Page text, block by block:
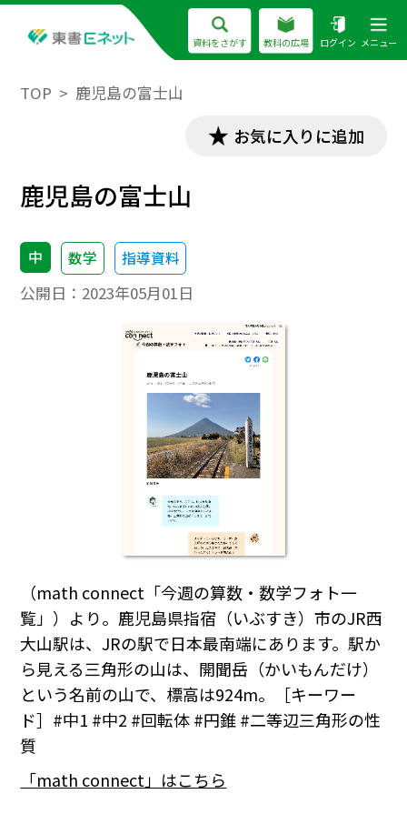
資料をさがす 教科の広場 ログイン メニュー
TOP 鹿児島の富士山
お気に入りに追加
鹿児島の富士山
中 数学 指導資料
公開日： 2023年05月01日
（math connect「今週の算数・数学フォト一
覧」）より。鹿児島県指宿（いぶすき）市のJR西
大山駅は、JRの駅で日本最南端にあります。駅か
ら見える三角形の山は、開聞岳（かいもんだけ）
という名前の山で、標高は924m。［キーワー
ド］#中1 #中2 #回転体 #円錐 #二等辺三角形の性
質
「math connect」はこちら